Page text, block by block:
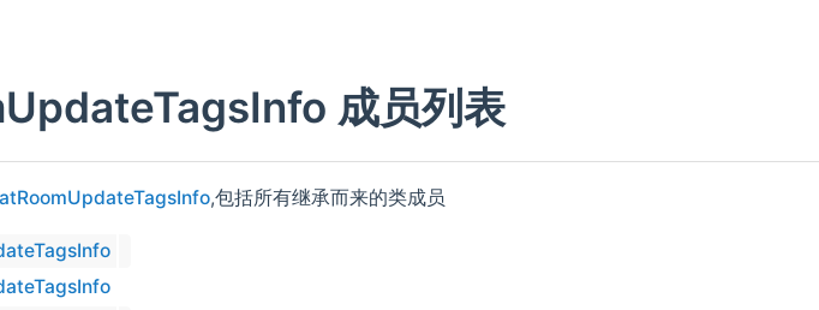
成员列表
,包括所有继承而来的类成员